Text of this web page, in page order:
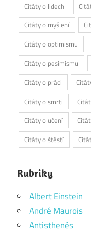
Citáty o lidech
Citáty o myšlení
Citáty o optimismu
Citáty o pesimismu
Citáty o práci
Citáty o smrti
Citáty o učení
Citáty o štěstí
Rubriky
Albert Einstein
André Maurois
Antisthenés